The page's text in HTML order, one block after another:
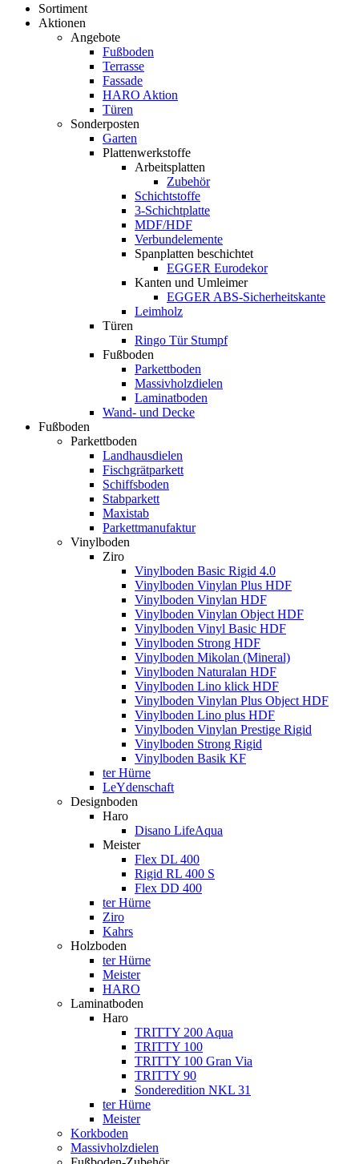
Sortiment
Aktionen
Angebote
Fußboden
Terrasse
Fassade
HARO Aktion
Türen
Sonderposten
Garten
Plattenwerkstoffe
Arbeitsplatten
Zubehör
Schichtstoffe
3-Schichtplatte
MDF/HDF
Verbundelemente
Spanplatten beschichtet
EGGER Eurodekor
Kanten und Umleimer
EGGER ABS-Sicherheitskante
Leimholz
Türen
Ringo Tür Stumpf
Fußboden
Parkettboden
Massivholzdielen
Laminatboden
Wand- und Decke
Fußboden
Parkettboden
Landhausdielen
Fischgrätparkett
Schiffsboden
Stabparkett
Maxistab
Parkettmanufaktur
Vinylboden
Ziro
Vinylboden Basic Rigid 4.0
Vinylboden Vinylan Plus HDF
Vinylboden Vinylan HDF
Vinylboden Vinylan Object HDF
Vinylboden Vinyl Basic HDF
Vinylboden Strong HDF
Vinylboden Mikolan (Mineral)
Vinylboden Naturalan HDF
Vinylboden Lino klick HDF
Vinylboden Vinylan Plus Object HDF
Vinylboden Lino plus HDF
Vinylboden Vinylan Prestige Rigid
Vinylboden Strong Rigid
Vinylboden Basik KF
ter Hürne
LeYdenschaft
Designboden
Haro
Disano LifeAqua
Meister
Flex DL 400
Rigid RL 400 S
Flex DD 400
ter Hürne
Ziro
Kahrs
Holzboden
ter Hürne
Meister
HARO
Laminatboden
Haro
TRITTY 200 Aqua
TRITTY 100
TRITTY 100 Gran Via
TRITTY 90
Sonderedition NKL 31
ter Hürne
Meister
Korkboden
Massivholzdielen